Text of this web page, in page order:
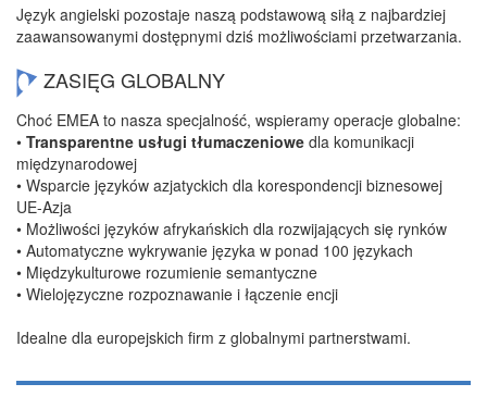
Język angielski pozostaje naszą podstawową siłą z najbardziej
zaawansowanymi dostępnymi dziś możliwościami przetwarzania.
ZASIĘG GLOBALNY
Choć EMEA to nasza specjalność, wspieramy operacje globalne:
• Transparentne usługi tłumaczeniowe dla komunikacji
międzynarodowej
• Wsparcie języków azjatyckich dla korespondencji biznesowej
UE-Azja
• Możliwości języków afrykańskich dla rozwijających się rynków
• Automatyczne wykrywanie języka w ponad 100 językach
• Międzykulturowe rozumienie semantyczne
• Wielojęzyczne rozpoznawanie i łączenie encji
Idealne dla europejskich firm z globalnymi partnerstwami.